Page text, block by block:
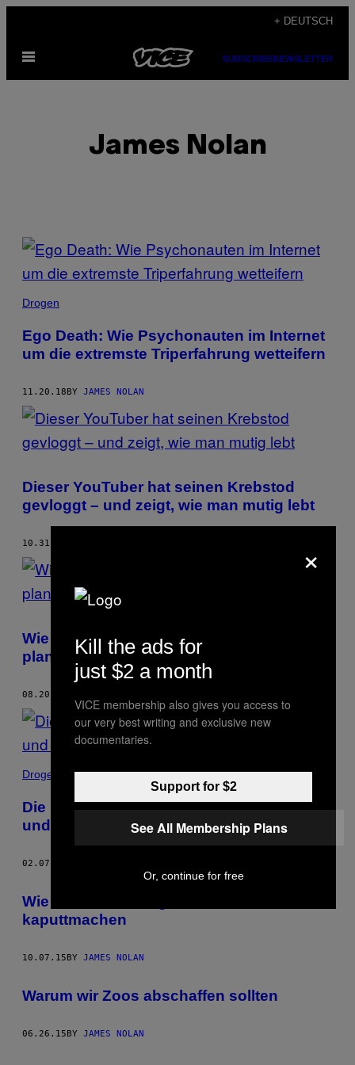
content
+ DEUTSCH
Open
SUBSCRIBENEWSLETTER
James Nolan
POSTS
BY
THIS
AUTHOR
Drogen
Ego Death: Wie Psychonauten im Internet
um die extremste Triperfahrung wetteifern
11.20.18BY JAMES NOLAN
Dieser YouTuber hat seinen Krebstod
gevloggt – und zeigt, wie man mutig lebt
10.31.18
Wie zwei britische Schüler einen Amoklauf
planten
08.20.18
Drogen
Die Messenger-App, die Politiker, Manager
und Drogendealer lieben
02.07.18
Wie uns unsere Jugendlieben
kaputtmachen
10.07.15BY JAMES NOLAN
Warum wir Zoos abschaffen sollten
06.26.15BY JAMES NOLAN
×
Kill the ads for
just $2 a month
VICE membership also gives you access to
our very best writing and exclusive new
documentaries.
Support for $2
See All Membership Plans
Or, continue for free